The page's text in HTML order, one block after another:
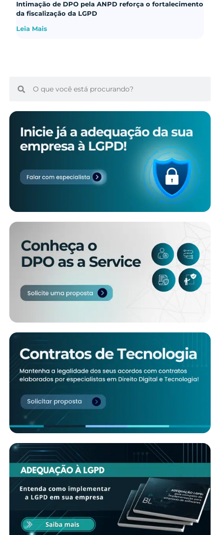
Intimação de DPO pela ANPD reforça o fortalecimento
da fiscalização da LGPD
Leia Mais